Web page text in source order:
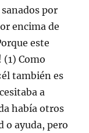
por
encima de
este
Como
también es
a
había otros
o ayuda, pero